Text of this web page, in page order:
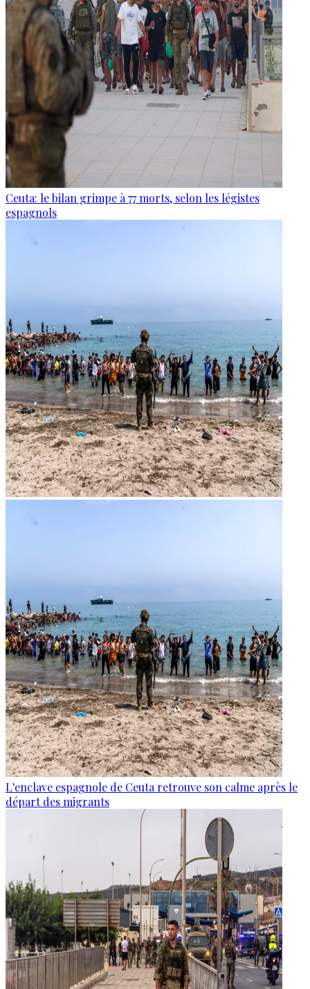
Ceuta: le bilan grimpe à 77 morts, selon les légistes
espagnols
L'enclave espagnole de Ceuta retrouve son calme après le
départ des migrants